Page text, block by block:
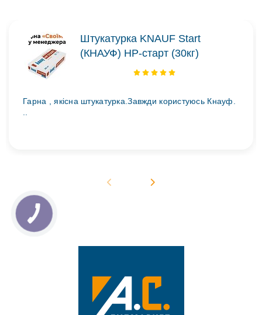
Штукатурка KNAUF Start
(КНАУФ) НР-старт (30кг)
Гарна , якісна штукатурка.Завжди користуюсь Кнауф.
..